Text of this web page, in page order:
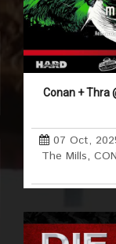
Conan + Thra
07 Oct,
The Mills,